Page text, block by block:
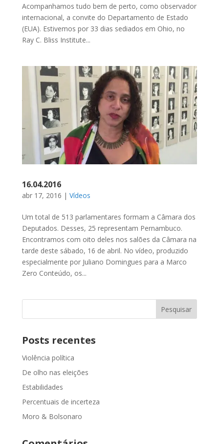
Acompanhamos tudo bem de perto, como observador
internacional, a convite do Departamento de Estado
(EUA). Estivemos por 33 dias sediados em Ohio, no
Ray C. Bliss Institute...
16.04.2016
abr 17, 2016 | Vídeos
Um total de 513 parlamentares formam a Câmara dos
Deputados. Desses, 25 representam Pernambuco.
Encontramos com oito deles nos salões da Câmara na
tarde deste sábado, 16 de abril. No vídeo, produzido
especialmente por Juliano Domingues para a Marco
Zero Conteúdo, os...
Posts recentes
Violência política
De olho nas eleições
Estabilidades
Percentuais de incerteza
Moro & Bolsonaro